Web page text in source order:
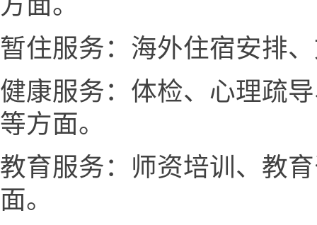
暂住服务：海外住宿安排
健康服务：体检、心理疏
等方面。
教育服务：师资培训、教
面。